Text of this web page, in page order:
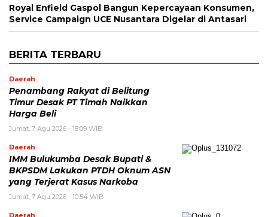
Royal Enfield Gaspol Bangun Kepercayaan Konsumen,
Service Campaign UCE Nusantara Digelar di Antasari
BERITA TERBARU
Daerah
Penambang Rakyat di Belitung
Timur Desak PT Timah Naikkan
Harga Beli
Jumat, 7 Agu 2026 - 18:09 WIB
Daerah
IMM Bulukumba Desak Bupati &
BKPSDM Lakukan PTDH Oknum ASN
yang Terjerat Kasus Narkoba
Jumat, 7 Agu 2026 - 10:54 WIB